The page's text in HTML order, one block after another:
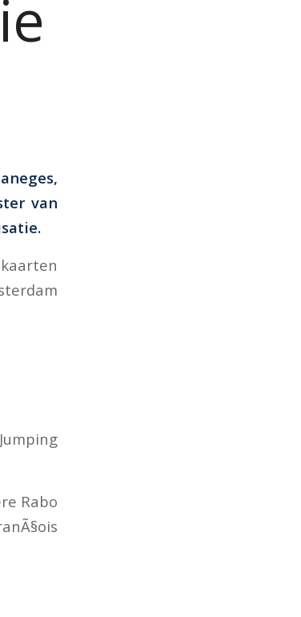
van
Rabo